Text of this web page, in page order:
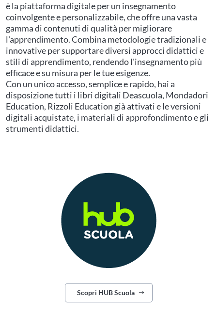
è la piattaforma digitale per un insegnamento
coinvolgente e personalizzabile, che offre una vasta
gamma di contenuti di qualità per migliorare
l'apprendimento. Combina metodologie tradizionali e
innovative per supportare diversi approcci didattici e
stili di apprendimento, rendendo l'insegnamento più
efficace e su misura per le tue esigenze.
Con un unico accesso, semplice e rapido, hai a
disposizione tutti i libri digitali Deascuola, Mondadori
Education, Rizzoli Education già attivati e le versioni
digitali acquistate, i materiali di approfondimento e gli
strumenti didattici.
Scopri HUB Scuola